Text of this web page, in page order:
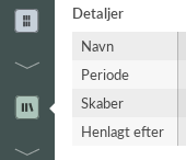
Detaljer
Navn
Periode
Skaber
Henlagt efter